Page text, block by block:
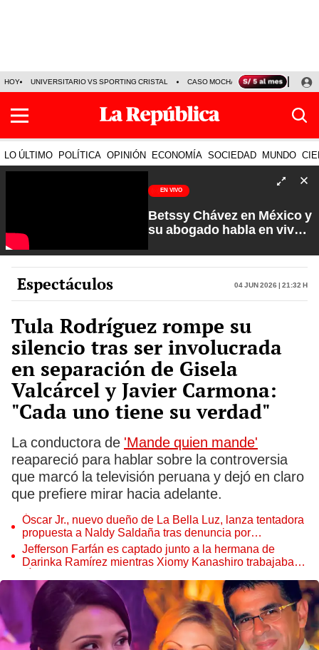
HOY UNIVERSITARIO VS SPORTING CRISTAL CASO MOCHASUELDOS
LO ÚLTIMO POLÍTICA OPINIÓN ECONOMÍA SOCIEDAD MUNDO
EN VIVO
Betssy Chávez en México y
su abogado habla en vivo |
Carlos Cornejo
Espectáculos 04 Jun 2026 | 21:32 h
Tula Rodríguez rompe su
silencio tras ser involucrada
en separación de Gisela
Valcárcel y Javier Carmona:
"Cada uno tiene su verdad"
La conductora de 'Mande quien mande'
reapareció para hablar sobre la controversia
que marcó la televisión peruana y dejó en claro
que prefiere mirar hacia adelante.
Óscar Jr., nuevo dueño de La Bella Luz, lanza tentadora
propuesta a Naldy Saldaña tras denuncia por
tocamientos
Jefferson Farfán es captado junto a la hermana de
Darinka Ramírez mientras Xiomy Kanashiro trabajaba: